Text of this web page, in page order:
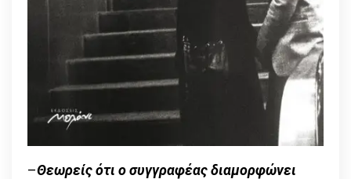
–Θεωρείς ότι ο συγγραφέας διαμορφώνει